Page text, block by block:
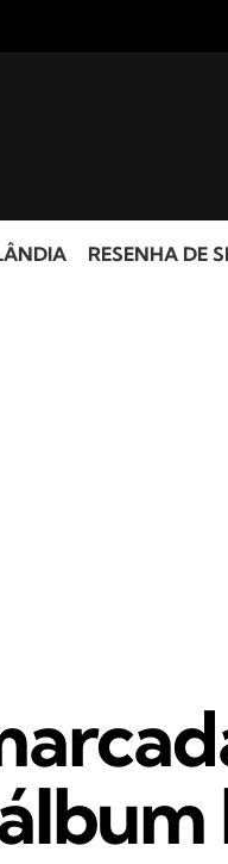
RESENHA DE